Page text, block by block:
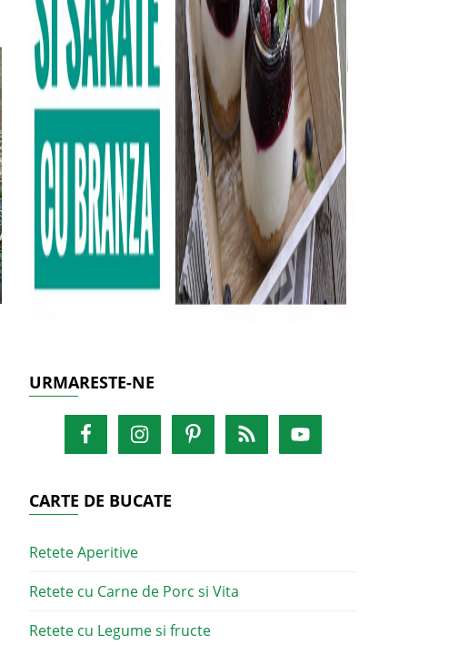
URMARESTE-NE
CARTE DE BUCATE
Retete Aperitive
Retete cu Carne de Porc si Vita
Retete cu Legume si fructe